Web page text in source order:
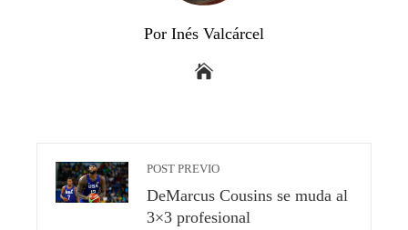
Por Inés Valcárcel
POST PREVIO
DeMarcus Cousins ​​​​se muda al
3×3 profesional